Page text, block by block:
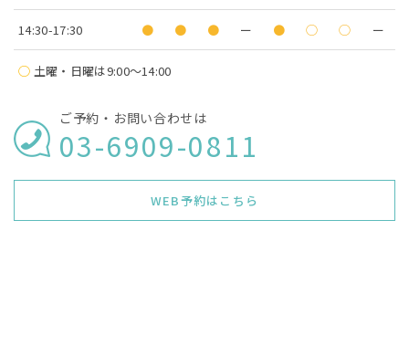
14:30-17:30 ● ● ● ー ● ◯ ◯ ー
◯ 土曜・日曜は9:00〜14:00
ご予約・お問い合わせは
03-6909-0811
WEB予約はこちら